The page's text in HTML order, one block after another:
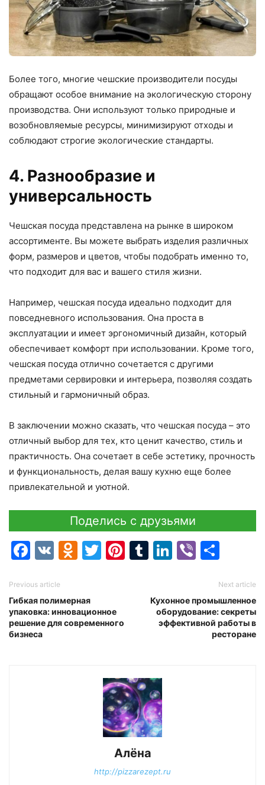
Более того, многие чешские производители посуды
обращают особое внимание на экологическую сторону
производства. Они используют только природные и
возобновляемые ресурсы, минимизируют отходы и
соблюдают строгие экологические стандарты.
4. Разнообразие и
универсальность
Чешская посуда представлена на рынке в широком
ассортименте. Вы можете выбрать изделия различных
форм, размеров и цветов, чтобы подобрать именно то,
что подходит для вас и вашего стиля жизни.
Например, чешская посуда идеально подходит для
повседневного использования. Она проста в
эксплуатации и имеет эргономичный дизайн, который
обеспечивает комфорт при использовании. Кроме того,
чешская посуда отлично сочетается с другими
предметами сервировки и интерьера, позволяя создать
стильный и гармоничный образ.
В заключении можно сказать, что чешская посуда – это
отличный выбор для тех, кто ценит качество, стиль и
практичность. Она сочетает в себе эстетику, прочность
и функциональность, делая вашу кухню еще более
привлекательной и уютной.
Поделись с друзьями
Facebook
VK Odnoklassniki
Twitter
Pinterest
Tumblr
LinkedIn
Viber
Previous article
Гибкая полимерная
упаковка: инновационное
решение для современного
бизнеса
Next article
Кухонное промышленное
оборудование: секреты
эффективной работы в
ресторане
Алёна
http://pizzarezept.ru